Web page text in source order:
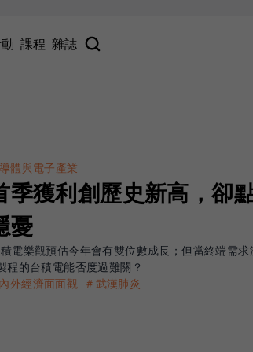
課程 雜誌
體與電子產業
季獲利創歷史新高，卻
憂
電樂觀預估今年會有雙位數成長；但當終端需求
程的台積電能否度過難關？
外經濟面面觀 ＃武漢肺炎